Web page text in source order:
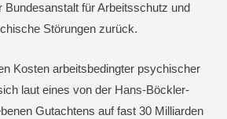
Bundesanstalt für Arbeitsschutz und
Störungen zurück.
Kosten arbeitsbedingter psychischer
laut eines von der Hans-Böckler-
Gutachtens auf fast 30 Milliarden